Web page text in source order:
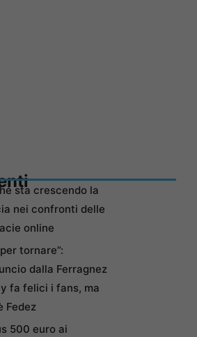
sta crescendo la
nei confronti delle
online
tornare”:
dalla Ferragnez
fa felici i fans, ma
Fedez
500 euro ai